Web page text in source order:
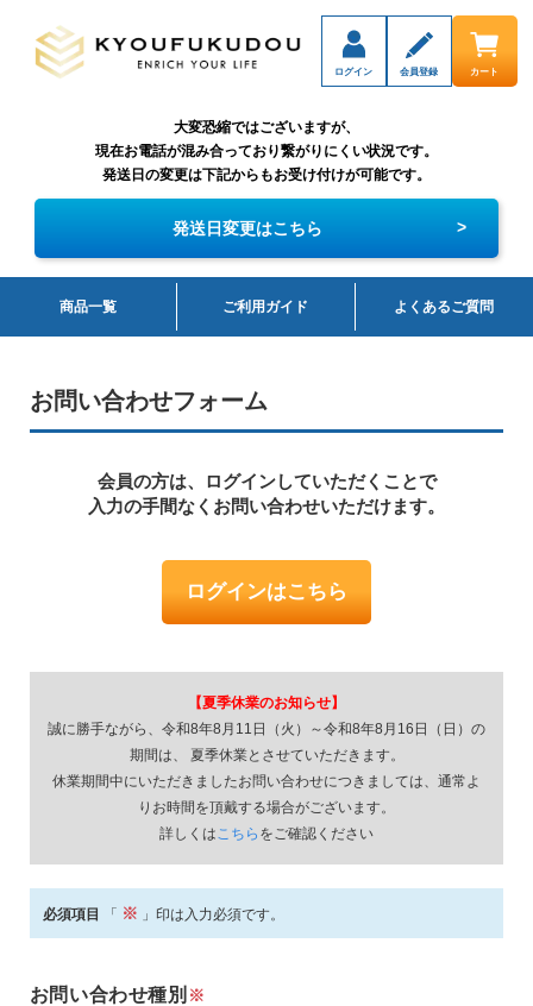
ログイン 会員登録 カート
大変恐縮ではございますが、
現在お電話が混み合っており繋がりにくい状況です。
発送日の変更は下記からもお受け付けが可能です。
発送日変更はこちら >
商品一覧 ご利用ガイド よくあるご質問
お問い合わせフォーム
会員の方は、ログインしていただくことで
入力の手間なくお問い合わせいただけます。
ログインはこちら
【夏季休業のお知らせ】
誠に勝手ながら、令和8年8月11日（火）～令和8年8月16日（日）の
期間は、 夏季休業とさせていただきます。
休業期間中にいただきましたお問い合わせにつきましては、通常よ
りお時間を頂戴する場合がございます。
詳しくはこちら をご確認ください
必須項目 「 ※ 」印は入力必須です。
お問い合わせ種別 ※